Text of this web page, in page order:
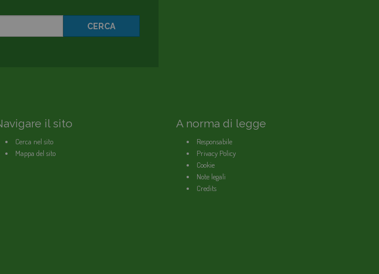
CERCA
il sito
Cerca nel sito
Mappa del sito
A norma di legge
Responsabile
Privacy Policy
Cookie
Note legali
Credits